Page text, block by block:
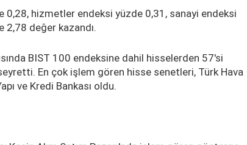
0,28, hizmetler endeksi yüzde 0,31, sanayi endeksi
değer kazandı.
BIST 100 endeksine dahil hisselerden 57'si
En çok işlem gören hisse senetleri, Türk Hava
ve Kredi Bankası oldu.